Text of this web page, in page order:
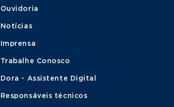
Ouvidoria
Notícias
Imprensa
Trabalhe Conosco
Dora - Assistente Digital
Responsáveis técnicos